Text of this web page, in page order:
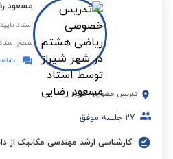
مسعود
استاد
سطح
مشاهده 3
تدریس حضوری - شیراز
27 جلسه موفق